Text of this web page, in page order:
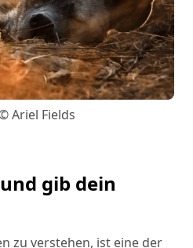
Ariel Fields
gib dein
zu verstehen, ist eine der